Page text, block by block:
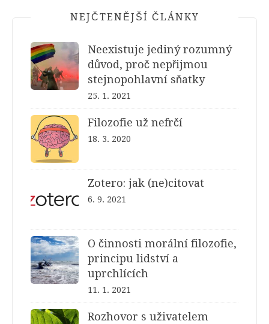
NEJČTENĚJŠÍ ČLÁNKY
Neexistuje jediný rozumný
důvod, proč nepřijmou
stejnopohlavní sňatky
25. 1. 2021
Filozofie už nefrčí
18. 3. 2020
Zotero: jak (ne)citovat
6. 9. 2021
O činnosti morální filozofie,
principu lidství a
uprchlících
11. 1. 2021
Rozhovor s uživatelem